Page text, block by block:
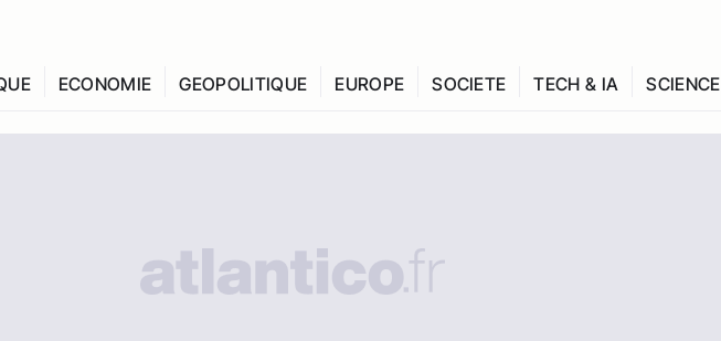
ECONOMIE GEOPOLITIQUE EUROPE SOCIETE TECH & IA SCIENCE